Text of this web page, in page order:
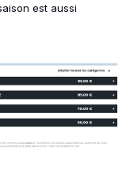
est aussi